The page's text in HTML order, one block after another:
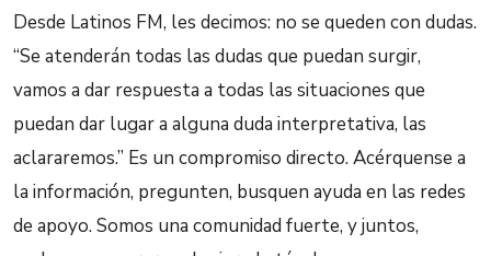
Desde Latinos FM, les decimos: no se queden con dudas.
“Se atenderán todas las dudas que puedan surgir,
vamos a dar respuesta a todas las situaciones que
puedan dar lugar a alguna duda interpretativa, las
aclararemos.” Es un compromiso directo. Acérquense a
la información, pregunten, busquen ayuda en las redes
de apoyo. Somos una comunidad fuerte, y juntos,